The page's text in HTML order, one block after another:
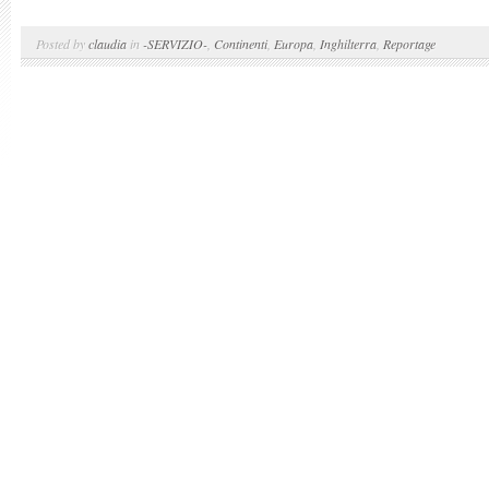
Posted byclaudia in -SERVIZIO- Continenti, Europa Inghilterra Reportage